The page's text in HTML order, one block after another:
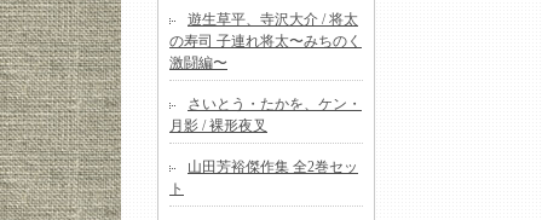
遊生草平、寺沢大介 / 将太
の寿司 子連れ将太〜みちのく
激闘編〜
さいとう・たかを、ケン・
月影 / 裸形夜叉
山田芳裕傑作集 全2巻セッ
ト